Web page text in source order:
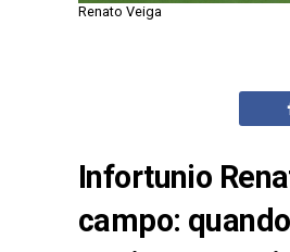
Renato Veiga
Infortunio
campo: